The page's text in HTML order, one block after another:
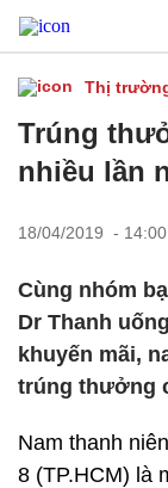
Thị
Trúng
nhiều lần
18/04/2019 - 14:00
Cùng nhóm
Dr Thanh
khuyến mãi,
trúng thưởng
Nam thanh
8 (TP.HCM) là